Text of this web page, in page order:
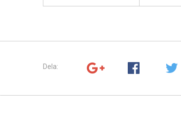
Dela: